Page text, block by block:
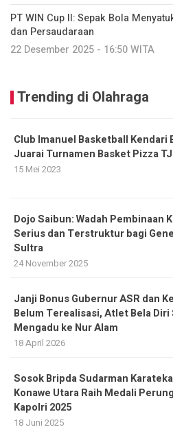
PT WIN Cup II: Sepak Bola
dan Persaudaraan
22 Desember 2025 - 16:50 WITA
Trending di Olahraga
Club Imanuel Basketball Kendari
Juarai Turnamen Basket Pizza TJ
15 Mei 2023
Dojo Saibun: Wadah Pembinaan
Serius dan Terstruktur bagi
Sultra
24 November 2025
Janji Bonus Gubernur ASR dan
Belum Terealisasi, Atlet Bela
Mengadu ke Nur Alam
18 April 2026
Sosok Bripda Sudarman
Konawe Utara Raih Medali
Kapolri 2025
18 Juni 2025